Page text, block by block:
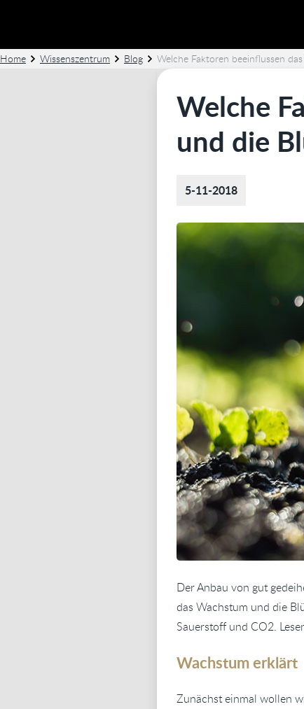
Home Wissenszentrum Blog Welche Faktoren beeinflussen
Welche
und die
5-11-2018
Der Anbau von gut
das Wachstum und die
Sauerstoff und CO2.
Wachstum erklärt
Zunächst einmal wollen